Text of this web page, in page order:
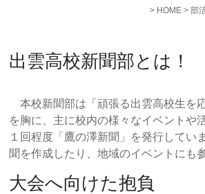
> HOME > 部
出雲高校新聞部とは！
本校新聞部は「頑張る出雲高校生を
を胸に、主に校内の様々なイベントや
１回程度「鷹の澤新聞」を発行してい
聞を作成したり、地域のイベントにも
大会へ向けた抱負